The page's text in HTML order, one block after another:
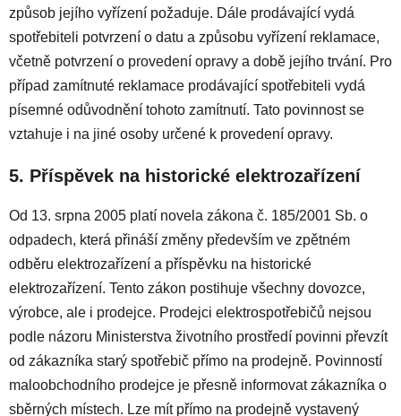
způsob jejího vyřízení požaduje. Dále prodávající vydá
spotřebiteli potvrzení o datu a způsobu vyřízení reklamace,
včetně potvrzení o provedení opravy a době jejího trvání. Pro
případ zamítnuté reklamace prodávající spotřebiteli vydá
písemné odůvodnění tohoto zamítnutí. Tato povinnost se
vztahuje i na jiné osoby určené k provedení opravy.
5. Příspěvek na historické elektrozařízení
Od 13. srpna 2005 platí novela zákona č. 185/2001 Sb. o
odpadech, která přináší změny především ve zpětném
odběru elektrozařízení a příspěvku na historické
elektrozařízení. Tento zákon postihuje všechny dovozce,
výrobce, ale i prodejce. Prodejci elektrospotřebičů nejsou
podle názoru Ministerstva životního prostředí povinni převzít
od zákazníka starý spotřebič přímo na prodejně. Povinností
maloobchodního prodejce je přesně informovat zákazníka o
sběrných místech. Lze mít přímo na prodejně vystavený